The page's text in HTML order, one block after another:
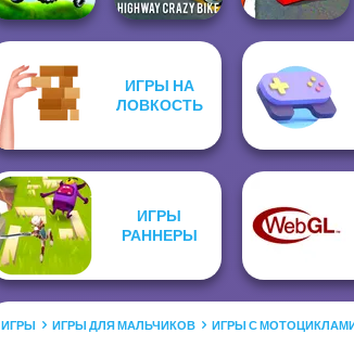
City Bike Racing
Champion
Highway Crazy
Bike
Grand Extreme
Racing
ИГРЫ НА
ЛОВКОСТЬ
ИГРЫ
РАННЕРЫ
ИГРЫ ИГРЫ ДЛЯ МАЛЬЧИКОВ ИГРЫ С